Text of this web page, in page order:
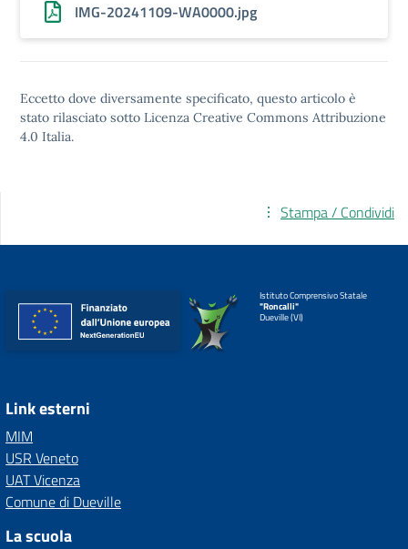
IMG-20241109-WA0000.jpg
Eccetto dove diversamente specificato, questo articolo è
stato rilasciato sotto Licenza Creative Commons Attribuzione
4.0 Italia.
Stampa / Condividi
Istituto Comprensivo Statale
"Roncalli"
Dueville (VI)
Link esterni
MIM
USR Veneto
UAT Vicenza
Comune di Dueville
La scuola